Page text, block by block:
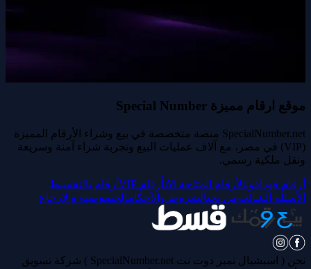
موقع ارقام مميزة Special Number
SpecialNumber.net منصة متخصصة في بيع وشراء الأرقام المميزة
(VIP) في مصر، مع آلاف عمليات البيع وتجربة شراء آمنة وسريعة
ونقل ملكية رسمي.
أرقام فودافونالأرقام المتاحة الآنأرقام VIP
أرقام بالتقسيط
الأسئلة الشائعةمن نحنالشروط والأحكامالخصوصية والإرجاع
نحن ( اسبشيال نمبر دوت نت SpecialNumber.net ) شركة تسويق